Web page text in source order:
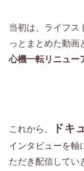
当初は、ライフス
っとまとめた動画
心機一転リニュー
これから、 ドキ
インタビューを軸
ただき配信してい